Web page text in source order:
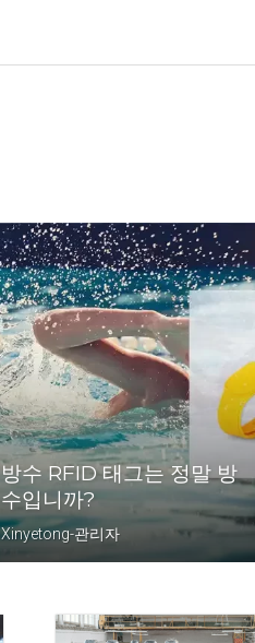
방수 RFID 태그는 정말 방
수입니까?
Xinyetong-관리자